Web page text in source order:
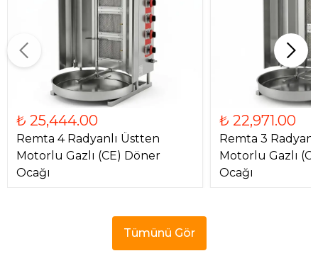
₺ 25,444.00
Remta 4 Radyanlı Üstten
Motorlu Gazlı (CE) Döner
Ocağı
₺ 22,971.00
Remta 3
Motorlu Gazlı
Ocağı
Tümünü Gör